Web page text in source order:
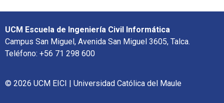
UCM Escuela de Ingeniería Civil Informática
Campus San Miguel, Avenida San Miguel 3605, Talca.
Teléfono: +56 71 298 600
© 2026 UCM EICI | Universidad Católica del Maule